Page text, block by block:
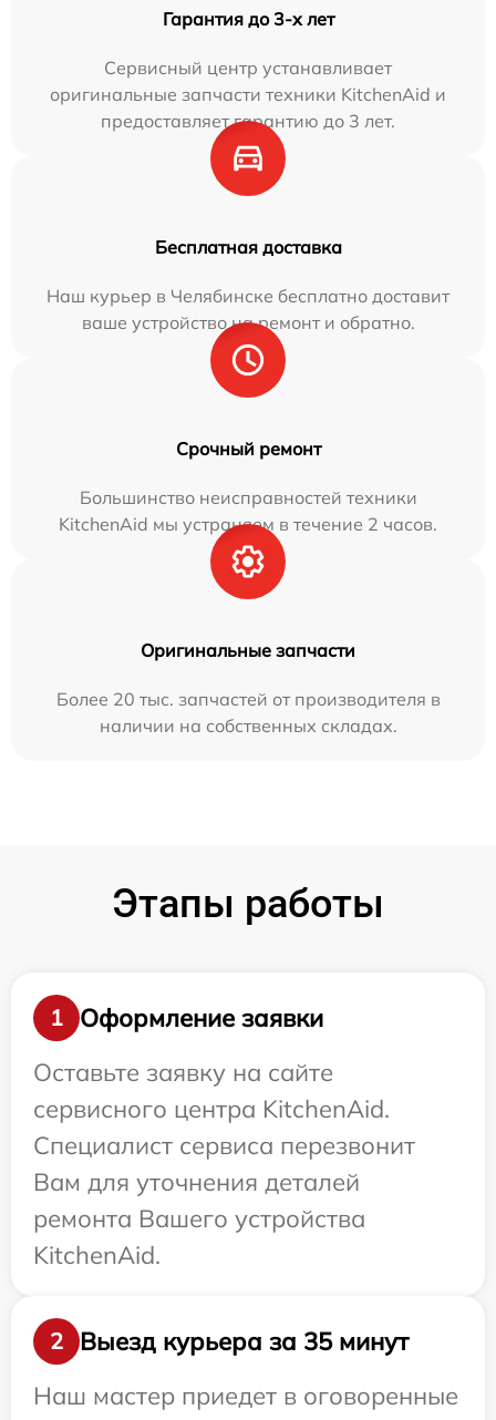
Гарантия до 3-х лет
Сервисный центр устанавливает
оригинальные запчасти техники KitchenAid и
предоставляет гарантию до 3 лет.
Бесплатная доставка
Наш курьер в Челябинске бесплатно доставит
ваше устройство на ремонт и обратно.
Срочный ремонт
Большинство неисправностей техники
KitchenAid мы устраняем в течение 2 часов.
Оригинальные запчасти
Более 20 тыс. запчастей от производителя в
наличии на собственных складах.
Этапы работы
1
Оформление заявки
Оставьте заявку на сайте
сервисного центра KitchenAid.
Специалист сервиса перезвонит
Вам для уточнения деталей
ремонта Вашего устройства
KitchenAid.
2
Выезд курьера за 35 минут
Наш мастер приедет в оговоренные